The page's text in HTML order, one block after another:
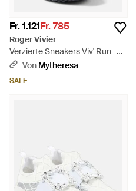
Fr. 1.121Fr. 785
Roger Vivier
Verzierte Sneakers Viv' Run -
Schwarz
Von Mytheresa
SALE